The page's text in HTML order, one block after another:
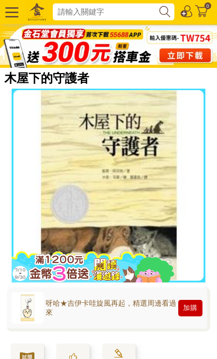
0
木屋下的守護者
呀哈★吉伊卡哇旋風再起，精選周邊看過
來
加購